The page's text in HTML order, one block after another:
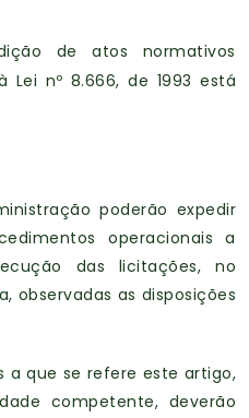
de atos normativos
nº 8.666, de 1993 está
poderão expedir
operacionais a
das licitações, no
observadas as disposições
a que se refere este artigo,
competente, deverão